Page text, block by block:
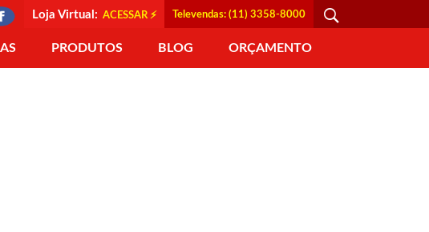
Loja Virtual: ACESSAR ⚡ Televendas: (11) 3358-8000
PRODUTOS BLOG ORÇAMENTO